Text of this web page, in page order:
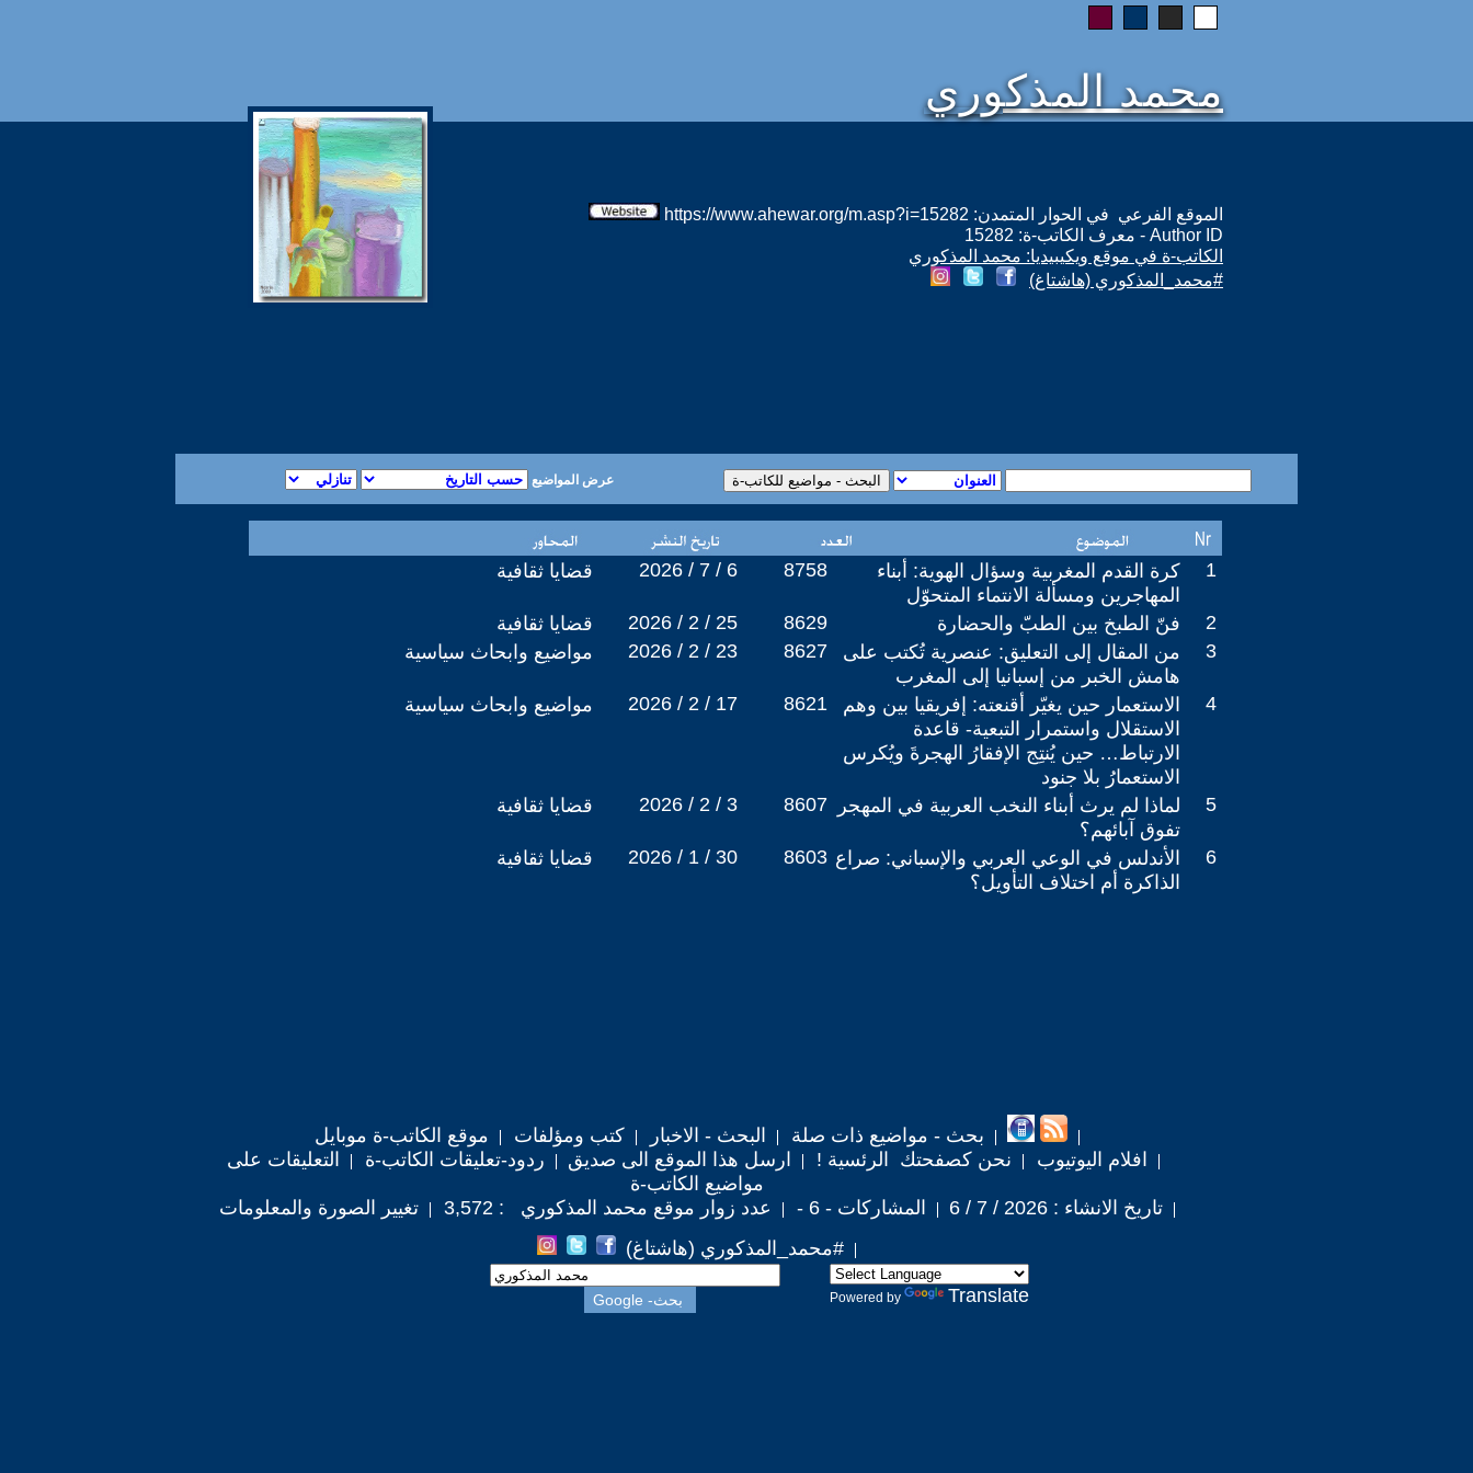
محمد المذكوري
الموقع الفرعي في الحوار المتمدن: https://www.ahewar.org/m.asp?i=15282
Author ID - معرف الكاتب-ة: 15282
الكاتب-ة في موقع ويكيبيديا: محمد المذكوري
#محمد_المذكوري (هاشتاغ)
عرض المواضيع
قضايا ثقافية 2026 / 7 / 6 8758
كرة القدم المغربية وسؤال الهوية: أبناء
المهاجرين ‏ومسألة الانتماء المتحوّل
1
قضايا ثقافية 2026 / 2 / 25 8629 فنّ الطبخ بين الطبّ والحضارة
2
مواضيع وابحاث سياسية
2026 / 2 / 23 8627
من المقال إلى التعليق: عنصرية تُكتب على
هامش الخبر من إسبانيا إلى المغرب
3
مواضيع وابحاث سياسية 2026 / 2 / 17 8621
الاستعمار حين يغيّر أقنعته: إفريقيا بين وهم
الاستقلال واستمرار التبعية- قاعدة
الارتباط… حين يُنتِج الإفقارُ الهجرةَ ويُكرس
‏الاستعمارُ بلا جنود
4
قضايا ثقافية 2026 / 2 / 3 8607
لماذا لم يرث أبناء النخب العربية في المهجر
تفوق آبائهم؟
5
قضايا ثقافية 2026 / 1 / 30 8603 الأندلس في الوعي العربي والإسباني: صراع
الذاكرة أم ‏اختلاف التأويل؟
6
بحث - مواضيع ذات صلة البحث - الاخبار كتب ومؤلفات
موقع الكاتب-ة موبايل
افلام اليوتيوب
نحن كصفحتك الرئسية ! ارسل هذا الموقع الى صديق ردود-تعليقات الكاتب-ة
التعليقات على
مواضيع الكاتب-ة
تاريخ الانشاء : 2026 / 7 / 6
المشاركات - 6 - عدد زوار موقع محمد المذكوري : 3,572
تغيير الصورة والمعلومات
#محمد_المذكوري (هاشتاغ)
Powered by Translate